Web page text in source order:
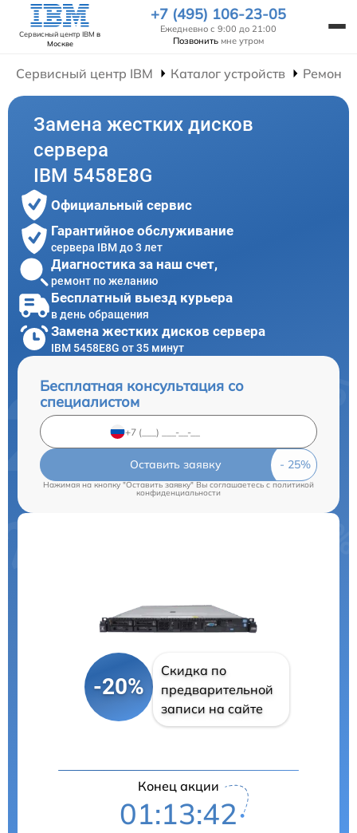
Сервисный центр IBM в
Москве
+7 (495) 106-23-05
Ежедневно с 9:00 до 21:00
Позвонить мне утром
Сервисный центр IBM Каталог устройств Ремонт
Замена жестких дисков
сервера
IBM 5458E8G
Официальный сервис
Гарантийное обслуживание
сервера IBM до 3 лет
Диагностика за наш счет,
ремонт по желанию
Бесплатный выезд курьера
в день обращения
Замена жестких дисков сервера
IBM 5458E8G от 35 минут
Бесплатная консультация со
специалистом
Оставить заявку
Нажимая на кнопку "Оставить заявку" Вы соглашаетесь c политикой
конфиденциальности
-20%
Скидка по
предварительной
записи на сайте
Конец акции
01:13:41